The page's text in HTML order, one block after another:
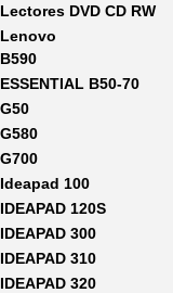
Lectores DVD CD RW
Lenovo
B590
ESSENTIAL B50-70
G50
G580
G700
Ideapad 100
IDEAPAD 120S
IDEAPAD 300
IDEAPAD 310
IDEAPAD 320